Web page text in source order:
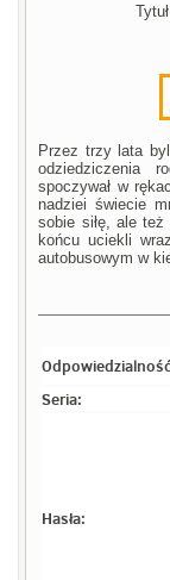
Przez trzy lata
odziedziczenia
spoczywał w
nadziei świecie
sobie siłę, ale też
końcu uciekli
autobusowym w
Seria:
Hasła: